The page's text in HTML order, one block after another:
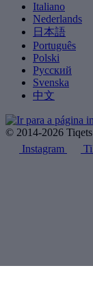
Italiano
Nederlands
日本語
Português
Polski
Русский
Svenska
中文
© 2014-2026 Tiqets
Instagram